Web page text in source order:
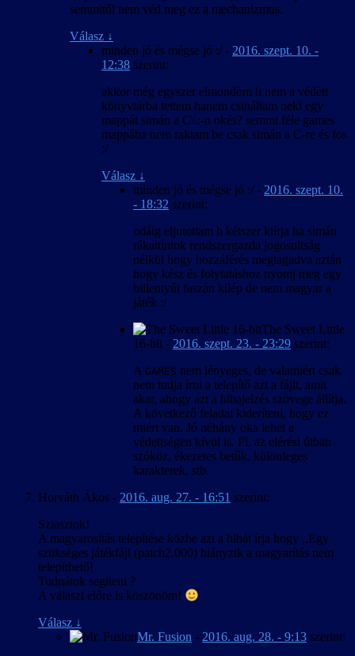
semmitől nem véd meg ez a mechanizmus.
Válasz ↓
minden jó és mégse jó :/ - 2016. szept. 10. -
12:38 szerint:
akkor még egyszer elmondom h nem a védett
könyvtárba tettem hanem csináltam neki egy
mappát simán a C\\:-n okés? semmi féle games
mappába nem raktam be csak simán a C-re és fos
:/
Válasz ↓
minden jó és mégse jó :/ - 2016. szept. 10.
- 18:32 szerint:
odáig eljutottam h kétszer kiírja ha simán
rákattintok rendszergazda jogosultság
nélkül hogy hozzáférés megtagadva aztán
hogy kész és folytatáshoz nyomj meg egy
billentyűt faszán kilép de nem magyar a
játék :/
The Sweet Little
16-bit - 2016. szept. 23. - 23:29 szerint:
A GAMES nem lényeges, de valamiért csak
nem tudja írni a telepítő azt a fájlt, amit
akar, ahogy azt a hibajelzés szövege állítja.
A következő feladat kideríteni, hogy ez
miért van. Jó néhány oka lehet a
védettségen kívül is. Pl. az elérési útban
szóköz, ékezetes betűk, különleges
karakterek, stb.
Horváth Ákos - 2016. aug. 27. - 16:51 szerint:
Sziasztok!
A magyarosítás telepítése közbe azt a hibát írja hogy ,,Egy
szükséges játékfájl (patch2.000) hiányzik a magyarítás nem
telepíthető!
Tudnátok segiteni ?
A választ előre is köszönöm!
Válasz ↓
Mr. Fusion - 2016. aug. 28. - 9:13 szerint: